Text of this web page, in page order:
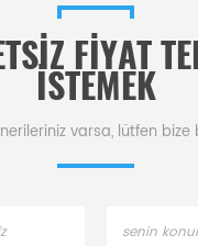
FIYAT
ISTEMEK
varsa, lütfen bize